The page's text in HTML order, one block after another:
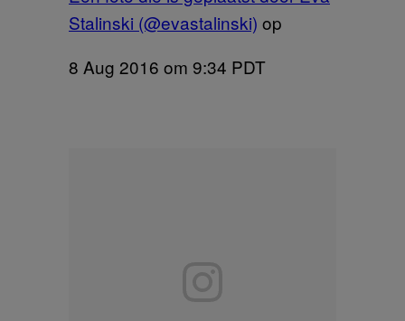
Stalinski (@evastalinski) op
8 Aug 2016 om 9:34 PDT